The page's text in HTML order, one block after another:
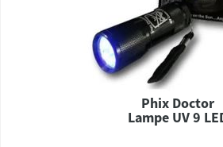
Phix Doctor
Lampe UV 9